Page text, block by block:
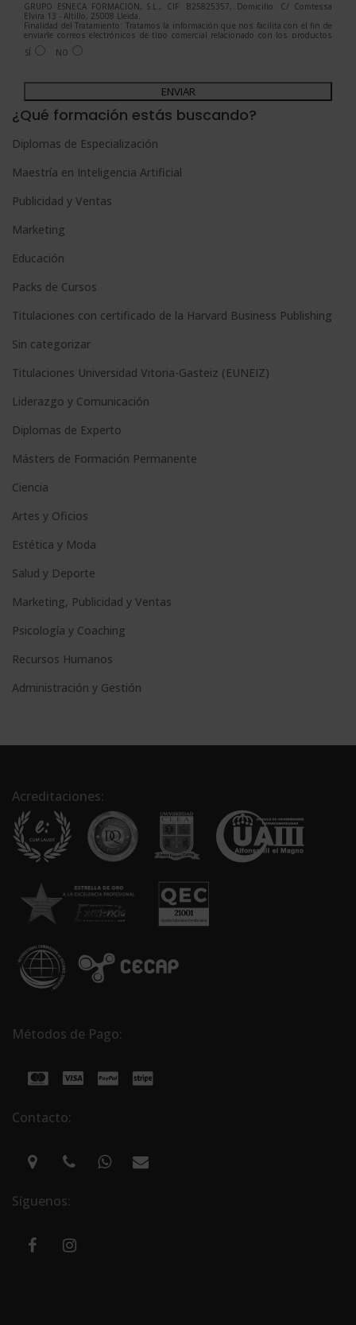
GRUPO ESNECA FORMACIÓN, S.L., CIF: B25825357, Domicilio: C/ Comtessa
Elvira 13 - Altillo, 25008 Lleida.
Finalidad del Tratamiento: Tratamos la información que nos facilita con el fin de
enviarle correos electrónicos de tipo comercial relacionado con los productos
ofrecidos y otros tipo de productos que fueran de su interés.
Legitimación del tratamiento: Consentimiento del interesado.
Para más información consulte nuestra Política de Privacidad.
Desea recibir información comercial (vía telefónica y/o email):
SÍ NO
A
l
e
r
n
i
v
e
¿Qué formación estás buscando?
Diplomas de Especialización
Maestría en Inteligencia Artificial
Publicidad y Ventas
Marketing
Educación
Packs de Cursos
Titulaciones con certificado de la Harvard Business Publishing
Sin categorizar
Titulaciones Universidad Vitoria-Gasteiz (EUNEIZ)
Liderazgo y Comunicación
Diplomas de Experto
Másters de Formación Permanente
Ciencia
Artes y Oficios
Estética y Moda
Salud y Deporte
Marketing, Publicidad y Ventas
Psicología y Coaching
Recursos Humanos
Administración y Gestión
Acreditaciones:
Métodos de Pago:
Contacto:
Síguenos: